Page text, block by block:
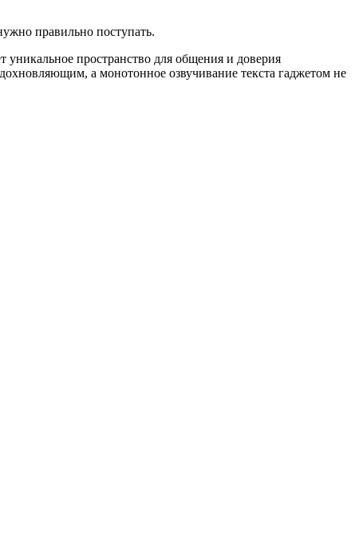
правильно поступать.
уникальное пространство для общения и доверия
а монотонное озвучивание текста гаджетом не